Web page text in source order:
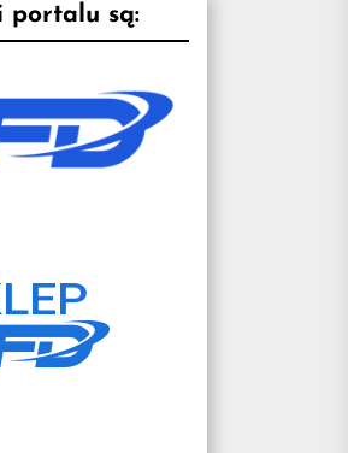
portalu są: